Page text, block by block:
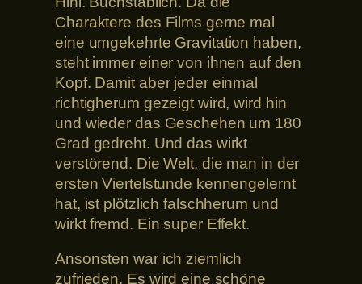
Charaktere des Films gerne mal
eine umgekehrte Gravitation haben,
steht immer einer von ihnen auf den
Kopf. Damit aber jeder einmal
richtigherum gezeigt wird, wird hin
und wieder das Geschehen um 180
Grad gedreht. Und das wirkt
verstörend. Die Welt, die man in der
ersten Viertelstunde kennengelernt
hat, ist plötzlich falschherum und
wirkt fremd. Ein super Effekt.
Ansonsten war ich ziemlich
zufrieden. Es wird eine schöne